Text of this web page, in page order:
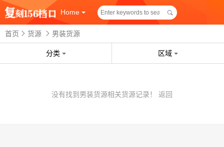
Home
首页 货源 男装货源
分类 区域
没有找到男装货源相关货源记录！ 返回